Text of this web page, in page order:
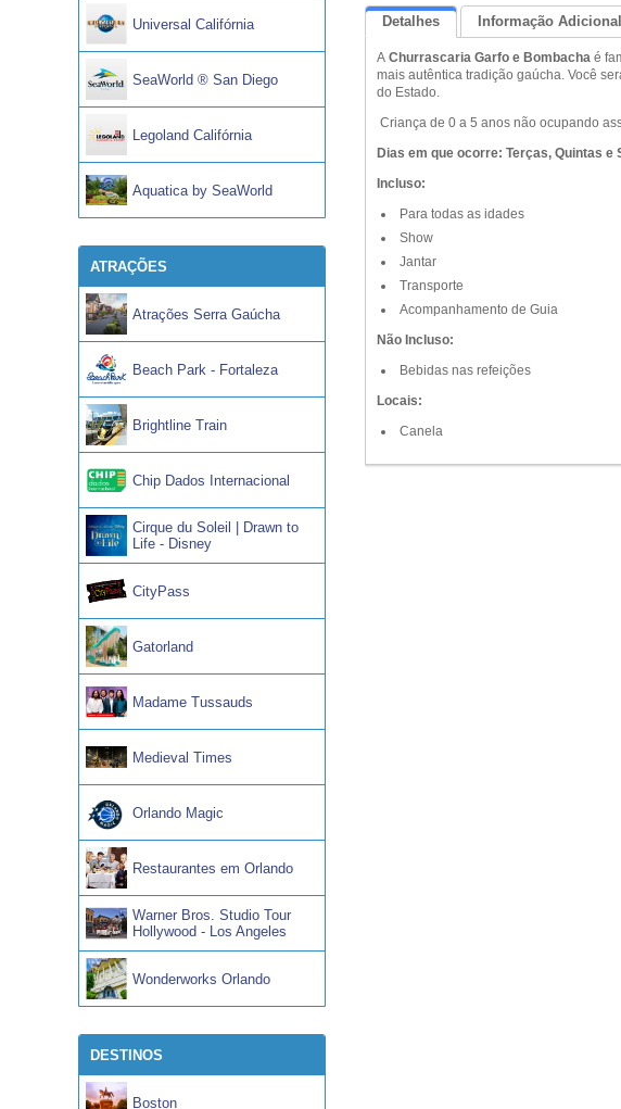
Universal Califórnia
SeaWorld ® San Diego
Legoland Califórnia
Aquatica by SeaWorld
ATRAÇÕES
Atrações Serra Gaúcha
Beach Park - Fortaleza
Brightline Train
Chip Dados Internacional
Cirque du Soleil | Drawn to
Life - Disney
CityPass
Gatorland
Madame Tussauds
Medieval Times
Orlando Magic
Restaurantes em Orlando
Warner Bros. Studio Tour
Hollywood - Los Angeles
Wonderworks Orlando
DESTINOS
Boston
Detalhes Informação Adicional
A Churrascaria Garfo e Bombacha é
mais autêntica tradição gaúcha. Você
do Estado.
Criança de 0 a 5 anos não ocupando
Dias em que ocorre: Terças, Quintas e
Incluso:
Para todas as idades
Show
Jantar
Transporte
Acompanhamento de Guia
Não Incluso:
Bebidas nas refeições
Locais:
Canela